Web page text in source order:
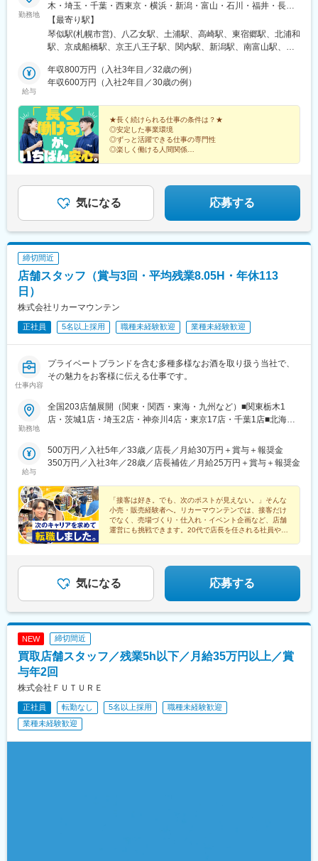
勤務地
木・埼玉・千葉・西東京・横浜・新潟・富山・石川・福井・長
野・静岡・名古屋・三重・京都・大阪・神戸・岡山・広島・愛
媛・福岡・長崎・熊本・鹿児島※U・Iターン歓迎▼北海道・東北北
海道札幌市西区宮城県仙台市泉区▼関東茨城県土浦市群馬県高崎
王子市神奈川県横浜市中区▼北信越新潟県新潟市中央区富山県富
山市石川県金沢市福井県福井市長野県松本市▼東海静岡県静岡市
重県津市▼関西京都府京都市下京区大阪府吹田市大阪府堺市北区
兵庫県神戸市中央区▼中国・四国岡山県岡山市北区広島県広島市
南区愛媛県松山市▼九州福岡県福岡市中央区長崎県長崎市熊本県
熊本市中央区鹿児島県鹿児島市※本人の意思に反した会社側からの
一方的な転勤指示はございません必ず本人と相談、合意の上での
対策：各拠点にあり
【最寄り駅】
琴似駅(札幌市営)、八乙女駅、土浦駅、高崎駅、東宿郷駅、北浦和
駅、京成船橋駅、京王八王子駅、関内駅、新潟駅、南富山駅、西
駅、尾張一宮駅、津駅、五条駅(京都市営)、江坂駅、三国ケ丘駅
(大阪府)、新神戸駅、大雲寺前駅、比治山橋駅、大手町駅(愛媛
本線)、宇都宮駅東口駅、船橋駅、八王子駅、馬車道駅、南富山駅
前駅、西松本駅、名鉄一宮駅、烏丸駅、百舌鳥八幡駅、春日野道
駅(阪急線)、東中央町駅、比治山下駅、ＪＲ松山駅前駅、めがね橋
駅、鹿児島中央駅前駅、宇都宮駅、大神宮下駅、日本大通り駅、
北松本駅、西一宮駅、四条駅(京都市営)、百舌鳥駅、新西大寺町筋
給与
年収800万円（入社3年目／32歳の例）
年収600万円（入社2年目／30歳の例）
★長く続けられる仕事の条件は？★
◎安定した事業環境
◎ずっと活躍できる仕事の専門性
◎楽しく働ける人間関係
条件がトータルにそろった当社で、家計見直しのプロへ
とステップアップしませんか。
気になる 応募する
締切間近
店舗スタッフ（賞与3回・平均残業8.05H・年休113
日）
株式会社リカーマウンテン
正社員 5名以上採用 職種未経験歓迎 業種未経験歓迎
仕事内容
プライベートブランドを含む多種多様なお酒を取り扱う当社で、
その魅力をお客様に伝える仕事です。
勤務地
全国203店舗展開（関東・関西・東海・九州など）■関東栃木1
店・茨城1店・埼玉2店・神奈川4店・東京17店・千葉1店■北海道
店・富山1店・石川2店・長野2店■東海静岡3店・愛知36店・岐阜
13店・三重9店■関西滋賀24店・京都38店・大阪16店・兵庫4店・
■九州・沖縄大分1店・福岡2店・佐賀1店・長崎1店・熊本1店・宮
崎1店・鹿児島1店・沖縄2店※「関東エリア」「関西エリア」など
地域を限定しての勤務も可能です。※U・Iターン歓迎
給与
500万円／入社5年／33歳／店長／月給30万円＋賞与＋報奨金
350万円／入社3年／28歳／店長補佐／月給25万円＋賞与＋報奨金
「接客は好き。でも、次のポストが見えない。」そんな
小売・販売経験者へ。リカーマウンテンでは、接客だけ
でなく、売場づくり・仕入れ・イベント企画など、店舗
運営にも挑戦できます。20代で店長を任される社員や、
気になる 応募する
NEW 締切間近
買取店舗スタッフ／残業5h以下／月給35万円以上／賞
与年2回
株式会社ＦＵＴＵＲＥ
正社員 転勤なし 5名以上採用
職種未経験歓迎
業種未経験歓迎